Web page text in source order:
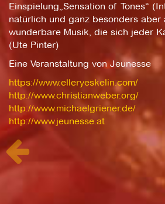
Einspielung„Sensation of Tones“
natürlich und ganz besonders aber
wunderbare Musik, die sich jeder
(Ute Pinter)
Eine Veranstaltung von Jeunesse
https://www.elleryeskelin.com/
http://www.christianweber.org/
http://www.michaelgriener.de/
http://www.jeunesse.at